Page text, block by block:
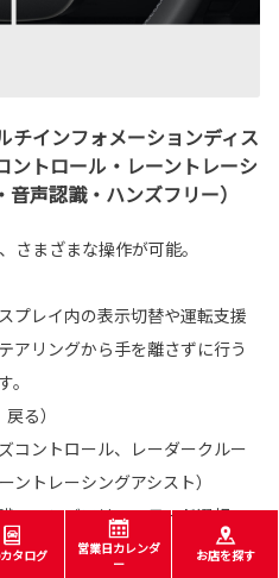
チインフォメーションディス
ントロール・レーントレーシ
声認識・ハンズフリー）
さまざまな操作が可能。
プレイ内の表示切替や運転支援
アリングから手を離さずに行う
る）
コントロール、レーダークルー
トレーシングアシスト）
、ハンズフリー、モード選択、
タログ
営業日カレンダ
ー
お店を探す